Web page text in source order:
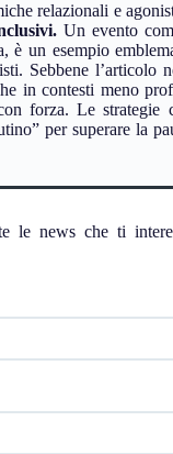
relazionali e
Un evento
è un esempio
Sebbene l’articolo
in contesti meno
forza. Le
per superare la
le news che ti